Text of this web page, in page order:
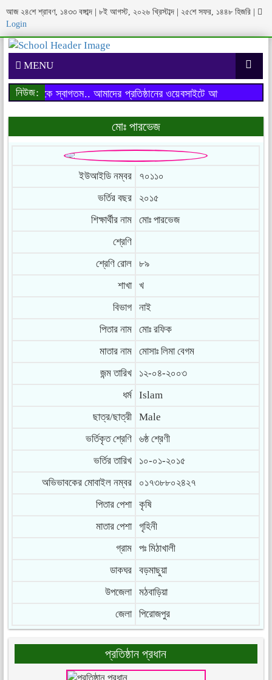
আজ ২৪শে শ্রাবণ, ১৪৩৩ বঙ্গাব্দ | ৮ই আগস্ট, ২০২৬ খ্রিস্টাব্দ | ২৫শে সফর, ১৪৪৮ হিজরি
Login
MENU
নিউজ: আমাদের প্রতিষ্ঠানের ওয়েবসাইটে আপনাকে স্বাগতম..
আপনাকে স্বাগতম..
মোঃ পারভেজ
ইউআইডি নম্বর
৭০১১০
ভর্তির বছর
২০১৫
শিক্ষার্থীর নাম
মোঃ পারভেজ
শ্রেণি
শ্রেণি রোল
৮৯
শাখা
খ
বিভাগ
নাই
পিতার নাম
মোঃ রফিক
মাতার নাম
মোসাঃ লিমা বেগম
জন্ম তারিখ
১২-০৪-২০০৩
ধর্ম
Islam
ছাত্র/ছাত্রী
Male
ভর্তিকৃত শ্রেণি
৬ষ্ঠ শ্রেণী
ভর্তির তারিখ
১০-০১-২০১৫
অভিভাবকের মোবাইল নম্বর
০১৭৩৮৮০২৪২৭
পিতার পেশা
কৃষি
মাতার পেশা
গৃহিনী
গ্রাম
পঃ মিঠাখালী
ডাকঘর
বড়মাছুয়া
উপজেলা
মঠবাড়িয়া
জেলা
পিরোজপুর
প্রতিষ্ঠান প্রধান